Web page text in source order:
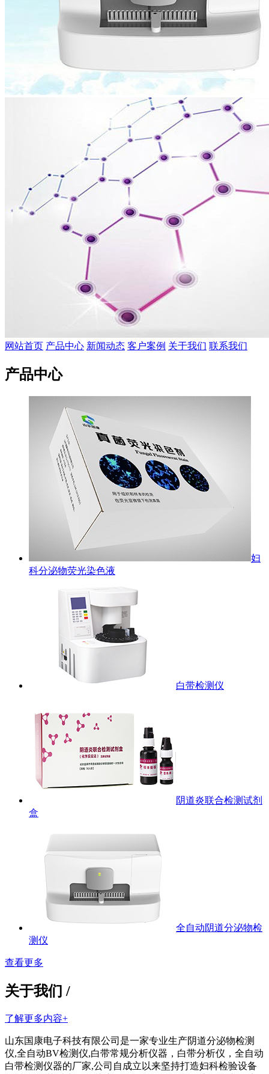
网站首页 产品中心 新闻动态 客户案例 关于我们 联系我们
产品中心
妇
科分泌物荧光染色液
白带检测仪
阴道炎联合检测试剂
盒
全自动阴道分泌物检
测仪
查看更多
关于我们 /
了解更多内容+
山东国康电子科技有限公司是一家专业生产阴道分泌物检测
仪,全自动BV检测仪,白带常规分析仪器，白带分析仪，全自动
白带检测仪器的厂家,公司自成立以来坚持打造妇科检验设备